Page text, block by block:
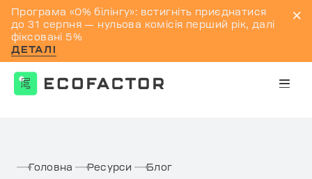
Програма «0% білінгу»: встигніть приєднатися
до 31 серпня — нульова комісія перший рік, далі
фіксовані 5%
ДЕТАЛІ
Головна Ресурси Блог